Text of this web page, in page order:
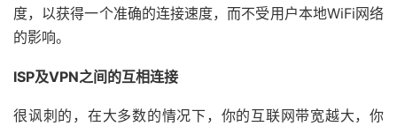
度，以获得一个准确的连接速度，而不受用户本地WiFi网络
的影响。
ISP及VPN之间的互相连接
很讽刺的，在大多数的情况下，你的互联网带宽越大，你